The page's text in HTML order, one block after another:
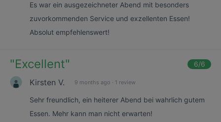
Es war ein ausgezeichneter Abend mit besonders
zuvorkommenden Service und exzellenten Essen!
Absolut empfehlenswert!
"Excellent" 6/6
Kirsten V. 9 months ago · 1 review
Sehr freundlich, ein heiterer Abend bei wahrlich gutem
Essen. Mehr kann man nicht erwarten!